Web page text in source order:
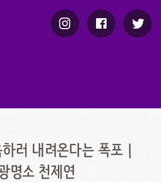
러 내려온다는 폭포 |
명소 천제연